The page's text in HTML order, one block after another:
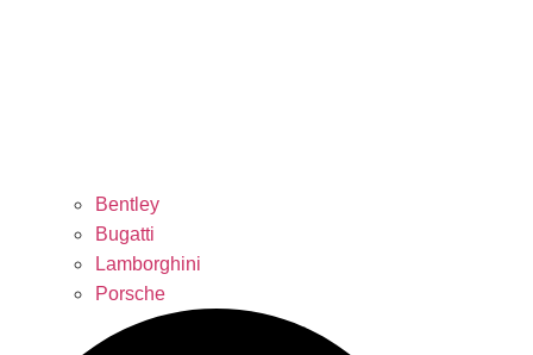
Bentley
Bugatti
Lamborghini
Porsche